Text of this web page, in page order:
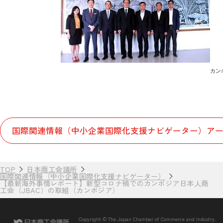
カン
国際関連情報（中小企業国際化支援ナビゲーター）ア
TOP 日本商工会議所
国際関連情報（中小企業国際化支援ナビゲーター）
【最新海外事情レポート】新型コロナ禍でのカンボジア日本人商
工会（JBAC）の取組（カンボジア）
Copyright © The Japan Chamber of Commerce and Industry.